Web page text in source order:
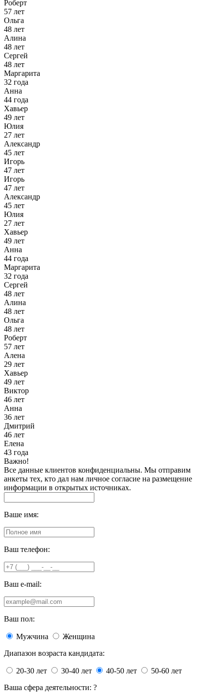
Роберт
57 лет
Ольга
48 лет
Алина
48 лет
Сергей
48 лет
Маргарита
32 года
Анна
44 года
Хавьер
49 лет
Юлия
27 лет
Александр
45 лет
Игорь
47 лет
Игорь
47 лет
Александр
45 лет
Юлия
27 лет
Хавьер
49 лет
Анна
44 года
Маргарита
32 года
Сергей
48 лет
Алина
48 лет
Ольга
48 лет
Роберт
57 лет
Алена
29 лет
Хавьер
49 лет
Виктор
46 лет
Анна
36 лет
Дмитрий
46 лет
Елена
43 года
Важно!
Все данные клиентов конфиденциальны. Мы отправим
анкеты тех, кто дал нам личное согласие на размещение
информации в открытых источниках.
Ваше имя:
Ваш телефон:
Ваш e-mail:
Ваш пол:
Мужчина
Женщина
Диапазон возраста кандидата:
20-30 лет 30-40 лет 40-50 лет
50-60 лет
Ваша сфера деятельности: ?